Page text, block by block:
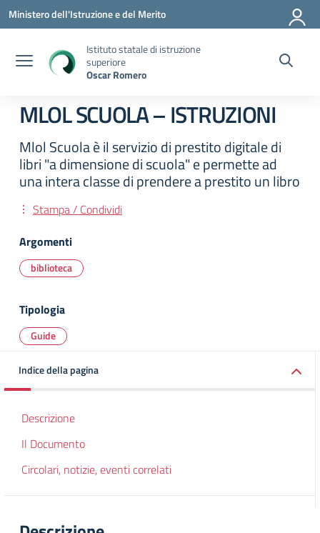
Vai ai contenuti
Vai al menu di navigazione
Vai al footer
Ministero dell'Istruzione e del Merito
Istituto statale di istruzione
superiore
Oscar Romero
MLOL SCUOLA – ISTRUZIONI
Mlol Scuola è il servizio di prestito digitale di
libri "a dimensione di scuola" e permette ad
una intera classe di prendere a prestito un libro
Stampa / Condividi
Argomenti
biblioteca
Tipologia
Guide
Indice della pagina
Descrizione
Il Documento
Circolari, notizie, eventi correlati